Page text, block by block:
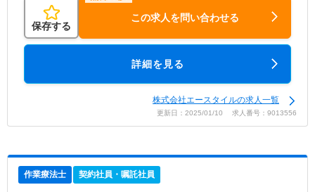
保存する
この求人を問い合わせる
詳細を見る
株式会社エースタイルの求人一覧
更新日：2025/01/10 求人番号：9013556
作業療法士 契約社員・嘱託社員